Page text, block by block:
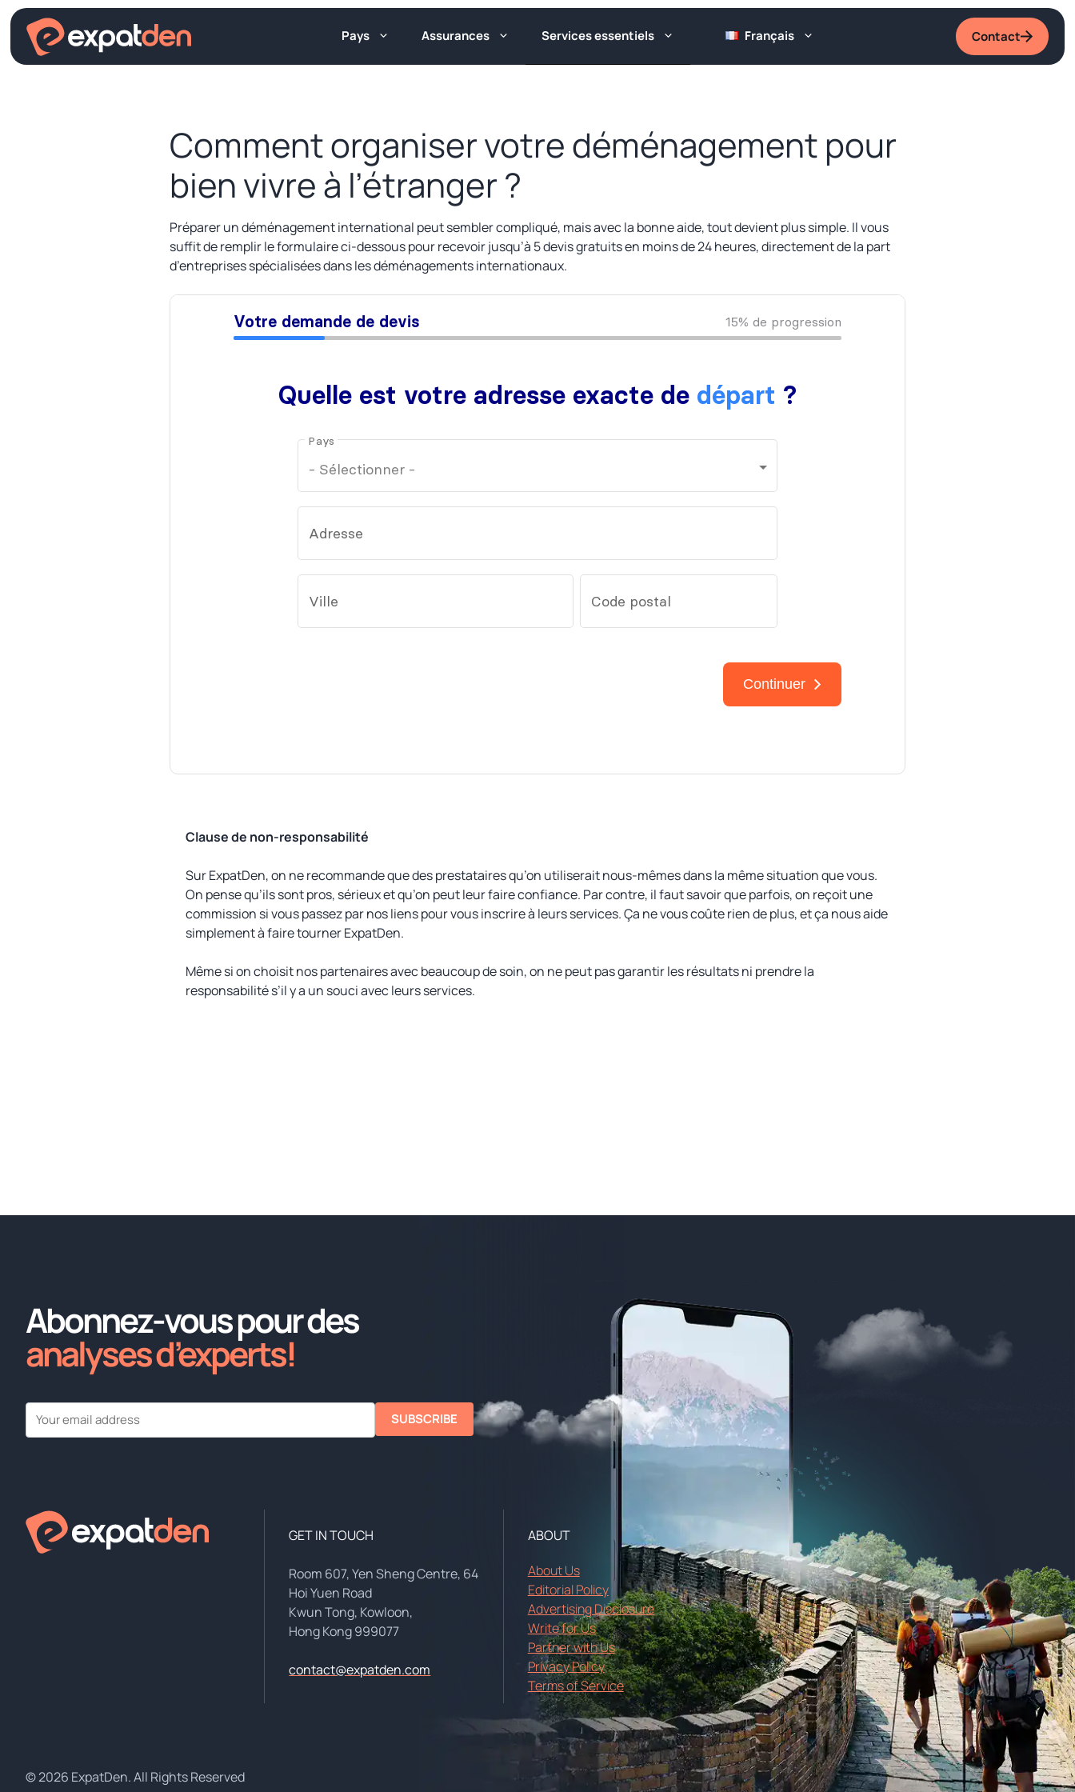
Aller
contenu
Pays Assurances Services essentiels Français Contact
Comment organiser votre déménagement pour
bien vivre à l’étranger ?
Préparer un déménagement international peut sembler compliqué, mais avec la bonne aide, tout devient plus simple. Il vous
suffit de remplir le formulaire ci-dessous pour recevoir jusqu’à 5 devis gratuits en moins de 24 heures, directement de la part
d’entreprises spécialisées dans les déménagements internationaux.
Clause de non-responsabilité
Sur ExpatDen, on ne recommande que des prestataires qu’on utiliserait nous-mêmes dans la même situation que vous.
On pense qu’ils sont pros, sérieux et qu’on peut leur faire confiance. Par contre, il faut savoir que parfois, on reçoit une
commission si vous passez par nos liens pour vous inscrire à leurs services. Ça ne vous coûte rien de plus, et ça nous aide
simplement à faire tourner ExpatDen.
Même si on choisit nos partenaires avec beaucoup de soin, on ne peut pas garantir les résultats ni prendre la
responsabilité s’il y a un souci avec leurs services.
Abonnez-vous pour des
analyses d’experts!
SUBSCRIBE
GET IN TOUCH
Room 607, Yen Sheng Centre, 64
Hoi Yuen Road
Kwun Tong, Kowloon,
Hong Kong 999077
contact@expatden.com
ABOUT
About Us
Editorial Policy
Advertising Disclosure
Write for Us
Partner with Us
Privacy Policy
Terms of Service
© 2026 ExpatDen. All Rights Reserved